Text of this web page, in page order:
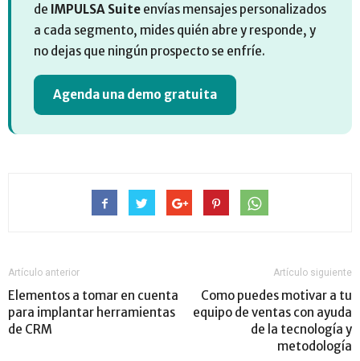
de IMPULSA Suite envías mensajes personalizados
a cada segmento, mides quién abre y responde, y
no dejas que ningún prospecto se enfríe.
Agenda una demo gratuita
Artículo anterior
Elementos a tomar en cuenta
para implantar herramientas
de CRM
Artículo siguiente
Como puedes motivar a tu
equipo de ventas con ayuda
de la tecnología y
metodología